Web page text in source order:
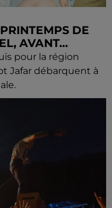
DE
AVANT...
pour la région
Jafar débarquent à